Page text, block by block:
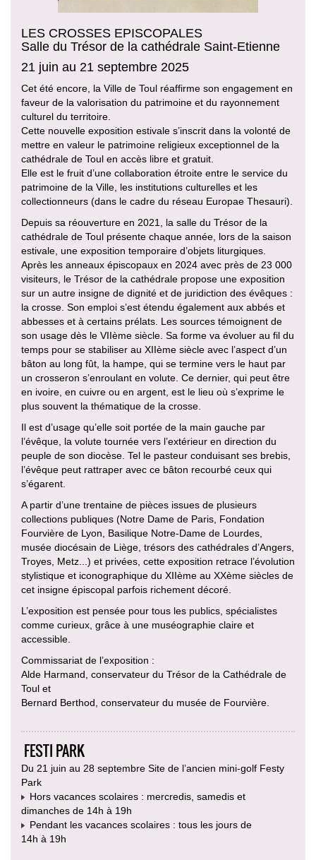
LES CROSSES EPISCOPALES
Salle du Trésor de la cathédrale Saint-Etienne
21 juin au 21 septembre 2025
Cet été encore, la Ville de Toul réaffirme son engagement en
faveur de la valorisation du patrimoine et du rayonnement
culturel du territoire.
Cette nouvelle exposition estivale s’inscrit dans la volonté de
mettre en valeur le patrimoine religieux exceptionnel de la
cathédrale de Toul en accès libre et gratuit.
Elle est le fruit d’une collaboration étroite entre le service du
patrimoine de la Ville, les institutions culturelles et les
collectionneurs (dans le cadre du réseau Europae Thesauri).
Depuis sa réouverture en 2021, la salle du Trésor de la
cathédrale de Toul présente chaque année, lors de la saison
estivale, une exposition temporaire d’objets liturgiques.
Après les anneaux épiscopaux en 2024 avec près de 23 000
visiteurs, le Trésor de la cathédrale propose une exposition
sur un autre insigne de dignité et de juridiction des évêques :
la crosse. Son emploi s’est étendu également aux abbés et
abbesses et à certains prélats. Les sources témoignent de
son usage dès le VIIème siècle. Sa forme va évoluer au fil du
temps pour se stabiliser au XIIème siècle avec l’aspect d’un
bâton au long fût, la hampe, qui se termine vers le haut par
un crosseron s’enroulant en volute. Ce dernier, qui peut être
en ivoire, en cuivre ou en argent, est le lieu où s’exprime le
plus souvent la thématique de la crosse.
Il est d’usage qu’elle soit portée de la main gauche par
l’évêque, la volute tournée vers l’extérieur en direction du
peuple de son diocèse. Tel le pasteur conduisant ses brebis,
l’évêque peut rattraper avec ce bâton recourbé ceux qui
s’égarent.
A partir d’une trentaine de pièces issues de plusieurs
collections publiques (Notre Dame de Paris, Fondation
Fourvière de Lyon, Basilique Notre-Dame de Lourdes,
musée diocésain de Liège, trésors des cathédrales d’Angers,
Troyes, Metz...) et privées, cette exposition retrace l’évolution
stylistique et iconographique du XIIème au XXème siècles de
cet insigne épiscopal parfois richement décoré.
L’exposition est pensée pour tous les publics, spécialistes
comme curieux, grâce à une muséographie claire et
accessible.
Commissariat de l’exposition :
Alde Harmand, conservateur du Trésor de la Cathédrale de
Toul et
Bernard Berthod, conservateur du musée de Fourvière.
FESTI PARK
Du 21 juin au 28 septembre Site de l’ancien mini-golf Festy
Park
Hors vacances scolaires : mercredis, samedis et
dimanches de 14h à 19h
Pendant les vacances scolaires : tous les jours de
14h à 19h